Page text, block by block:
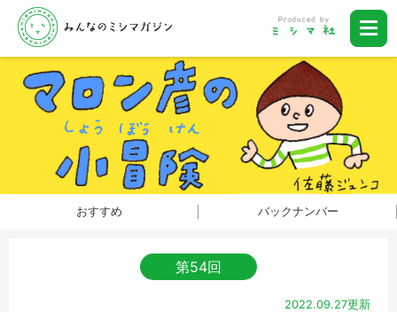
おすすめ バックナンバー
第54回
2022.09.27更新